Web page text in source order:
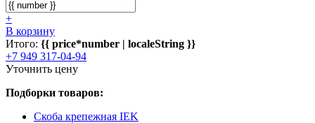
+
В корзину
Итого: {{ price*number | localeString }}
+7 949 317-04-94
Уточнить цену
Подборки товаров:
Скоба крепежная IEK